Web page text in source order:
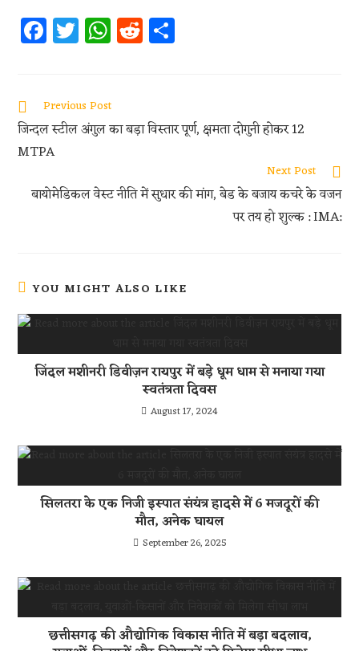
Fa
ce
oo
k
T
w
er
W
h
s
A
p
R
e
t
Previous Post
जिन्दल स्टील अंगुल का बड़ा विस्तार पूर्ण, क्षमता दोगुनी होकर 12
MTPA
Next Post
बायोमेडिकल वेस्ट नीति में सुधार की मांग, बेड के बजाय कचरे के वजन
पर तय हो शुल्क : IMA:
YOU MIGHT ALSO LIKE
जिंदल मशीनरी डिवीज़न रायपुर में बड़े धूम धाम से मनाया गया
स्वतंत्रता दिवस
August 17, 2024
सिलतरा के एक निजी इस्पात संयंत्र हादसे में 6 मजदूरों की
मौत, अनेक घायल
September 26, 2025
छत्तीसगढ़ की औद्योगिक विकास नीति में बड़ा बदलाव,